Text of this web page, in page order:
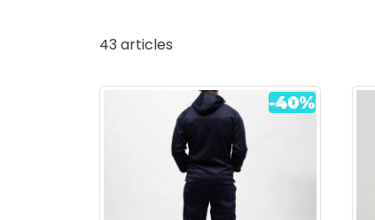
43 articles